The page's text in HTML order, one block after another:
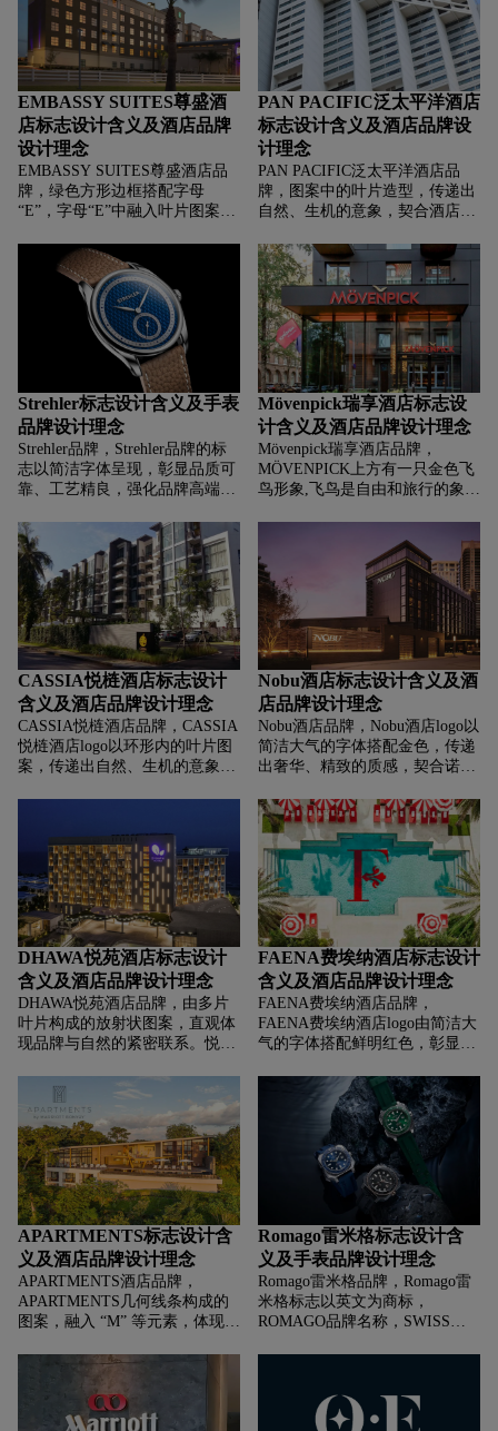
自由与创新，寓意Junkers传承航
空精神，将“精准、高性能”融入
产品设计，塑造“硬朗、富有冒
险精神”的品牌形象。
EMBASSY SUITES尊盛酒
店标志设计含义及酒店品牌
设计理念
EMBASSY SUITES尊盛酒店品
牌，‌‌‌绿色方形边框搭配字母
“E”，字母“E”中融入叶片图案，
酒店注重环境与服务品质，给宾
客带来舒适、清新的体验。
“EMBASSY” 有 “大使馆” 之意，
暗示酒店具备高端、国际化的服
务标准与环境，经典配色与简洁
设计，营造出高端、专业的质
PAN PACIFIC泛太平洋酒店
标志设计含义及酒店品牌设
计理念
PAN PACIFIC泛太平洋酒店品
牌，‌‌‌图案中的叶片造型，传递出
自然、生机的意象，契合酒店常
宾客营造如自然般放松惬意的体
验，精致的线条与金色配色，又
体现高端、奢华质感，叶片形态
可能隐含对泛太平洋地区自然生
态、文化元素的融合，传递出品
牌在泛太平洋区域布局，将各地
自然与文化特色融入酒店体验的
理念。
Strehler标志设计含义及手表
品牌设计理念
Strehler品牌，‌‌‌Strehler品牌的标
志以简洁字体呈现，彰显品质可
靠、工艺精良，强化品牌高端、
制造的高精度、高品质特质。
Mövenpick瑞享酒店标志设
计含义及酒店品牌设计理念
Mövenpick瑞享酒店品牌，‌‌‌
MÖVENPICK上方有一只金色飞
鸟形象,飞鸟是自由和旅行的象
探索世界、放松身心的机会，契
合人们对于旅行和度假追求自
由、放松的心理诉求。飞鸟灵动
的姿态给人以活力、轻快之感，
寓意着品牌希望为客人带来充满
活力的入住体验，以及高效、敏
捷的服务，传递出积极向上的品
牌形象。酒红色给人以高贵、典
雅、热情的印象，金色通常代表
着奢华、尊贵和高品质。
CASSIA悦梿酒店标志设计
含义及酒店品牌设计理念
CASSIA悦梿酒店品牌，‌‌‌CASSIA
悦梿酒店logo以环形内的叶片图
案，传递出自然、生机的意象，
验。简洁的字体与图形搭配，营
造出简约而富有内涵的风格，传
递出“简约自然，优质体验”的品
牌理念。
Nobu酒店标志设计含义及酒
店品牌设计理念
Nobu酒店品牌，‌‌‌Nobu酒店logo以
简洁大气的字体搭配金色，传递
出奢华、精致的质感，契合诺布
享受到诺布标志性的高品质餐
饮、住宿与服务。
DHAWA悦苑酒店标志设计
含义及酒店品牌设计理念
DHAWA悦苑酒店品牌，‌‌‌由多片
叶片构成的放射状图案，直观体
现品牌与自然的紧密联系。悦椿
地，叶片象征自然生态，传达出
品牌将宾客融入自然、提供亲近
自然度假体验的理念。叶片形态
给人清新、舒缓之感，呼应悦椿
重视水疗等养生项目，传递出疗
愈、放松的品牌基因，暗示在悦
椿能享受自然滋养与身心舒缓的
服务。字体设计兼具优雅与亲和
力，“ANGSANA” 源自巴厘岛
语，本意有 “小亭子” 之意，代
表着休憩、放松的空间，传递出
温馨、舒适的品牌氛围。
FAENA费埃纳酒店标志设计
含义及酒店品牌设计理念
FAENA费埃纳酒店品牌，‌‌‌
FAENA费埃纳酒店logo由简洁大
气的字体搭配鲜明红色，彰显品
热情、奢华氛围，契合费纳酒店
追求的艺术奢华风格，强化品牌
在布宜诺斯艾利斯高端酒店市场
的独特形象 ，传达出 “以费纳品
牌之力，诠释布宜诺斯艾利斯高
端艺术住宿” 的理念 。
APARTMENTS标志设计含
义及酒店品牌设计理念
APARTMENTS酒店品牌，‌‌‌
APARTMENTS几何线条构成的
图案，融入 “M” 等元素，体现万
感，也展现现代简约风格，契合
服务式公寓的时尚、精致定位。
Romago雷米格标志设计含
义及手表品牌设计理念
Romago雷米格品牌，‌‌‌Romago雷
米格标志以英文为商标，
ROMAGO品牌名称，SWISS意
，让消费者自然联想到瑞士手表
的高精度工艺与经典品质。